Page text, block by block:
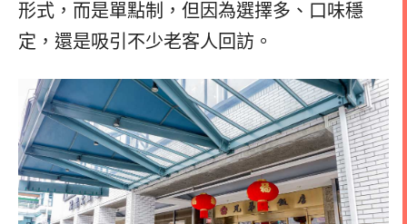
形式，而是單點制，但因為選擇多、口味穩
定，還是吸引不少老客人回訪。